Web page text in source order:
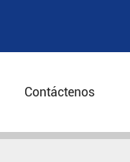
Contáctenos